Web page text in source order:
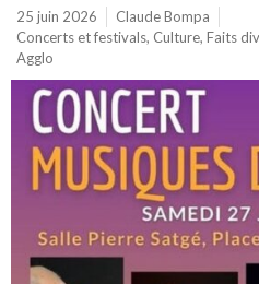
25 juin 2026
Claude Bompa
Concerts et festivals, Culture, Faits
Agglo